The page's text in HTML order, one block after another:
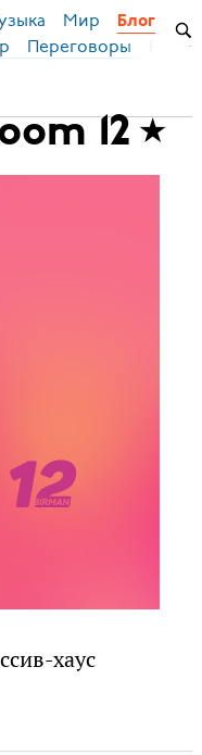
Мир Блог
Переговоры
12
хаус